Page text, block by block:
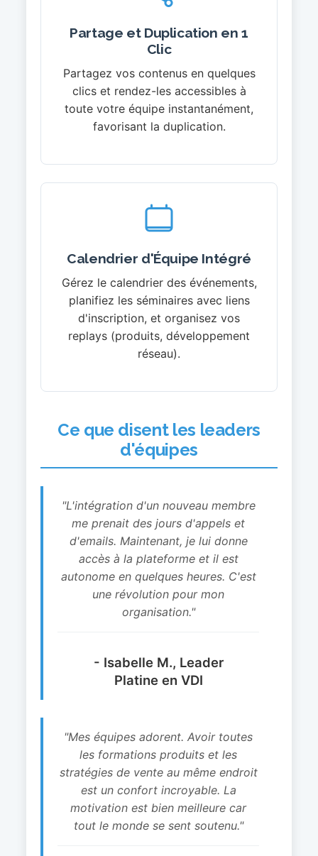
Partage et Duplication en 1
Clic
Partagez vos contenus en quelques
clics et rendez-les accessibles à
toute votre équipe instantanément,
favorisant la duplication.
Calendrier d'Équipe Intégré
Gérez le calendrier des événements,
planifiez les séminaires avec liens
d'inscription, et organisez vos
replays (produits, développement
réseau).
Ce que disent les leaders
d'équipes
"L'intégration d'un nouveau membre
me prenait des jours d'appels et
d'emails. Maintenant, je lui donne
accès à la plateforme et il est
autonome en quelques heures. C'est
une révolution pour mon
organisation."
- Isabelle M., Leader
Platine en VDI
"Mes équipes adorent. Avoir toutes
les formations produits et les
stratégies de vente au même endroit
est un confort incroyable. La
motivation est bien meilleure car
tout le monde se sent soutenu."